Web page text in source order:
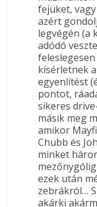
fejüket,
azért
legvégén (a
adódó
kísérletnek
egyenlítést
pontot,
sikeres
másik meg
amikor
Chubb és
minket
ezek után
zebrákról…
akárki